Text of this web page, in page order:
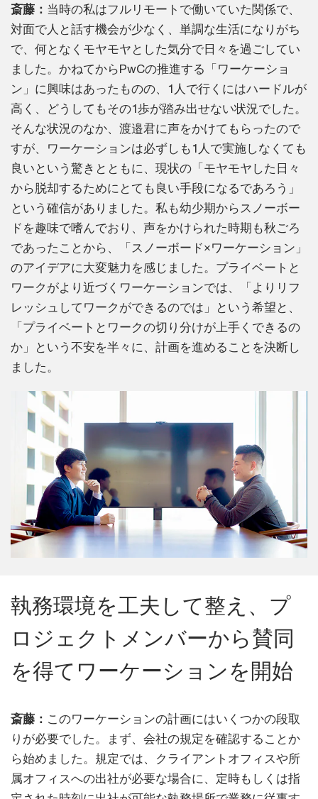
斎藤： 当時の私はフルリモートで働いていた関係で、
対面で人と話す機会が少なく、単調な生活になりがち
で、何となくモヤモヤとした気分で日々を過ごしてい
ました。かねてからPwCの推進する「ワーケーショ
ン」に興味はあったものの、1人で行くにはハードルが
高く、どうしてもその1歩が踏み出せない状況でした。
そんな状況のなか、渡邉君に声をかけてもらったので
すが、ワーケーションは必ずしも1人で実施しなくても
良いという驚きとともに、現状の「モヤモヤした日々
から脱却するためにとても良い手段になるであろう」
という確信がありました。私も幼少期からスノーボー
ドを趣味で嗜んでおり、声をかけられた時期も秋ごろ
であったことから、「スノーボード×ワーケーション」
のアイデアに大変魅力を感じました。プライベートと
ワークがより近づくワーケーションでは、「よりリフ
レッシュしてワークができるのでは」という希望と、
「プライベートとワークの切り分けが上手くできるの
か」という不安を半々に、計画を進めることを決断し
ました。
執務環境を工夫して整え、プ
ロジェクトメンバーから賛同
を得てワーケーションを開始
斎藤： このワーケーションの計画にはいくつかの段取
りが必要でした。まず、会社の規定を確認することか
ら始めました。規定では、クライアントオフィスや所
属オフィスへの出社が必要な場合に、定時もしくは指